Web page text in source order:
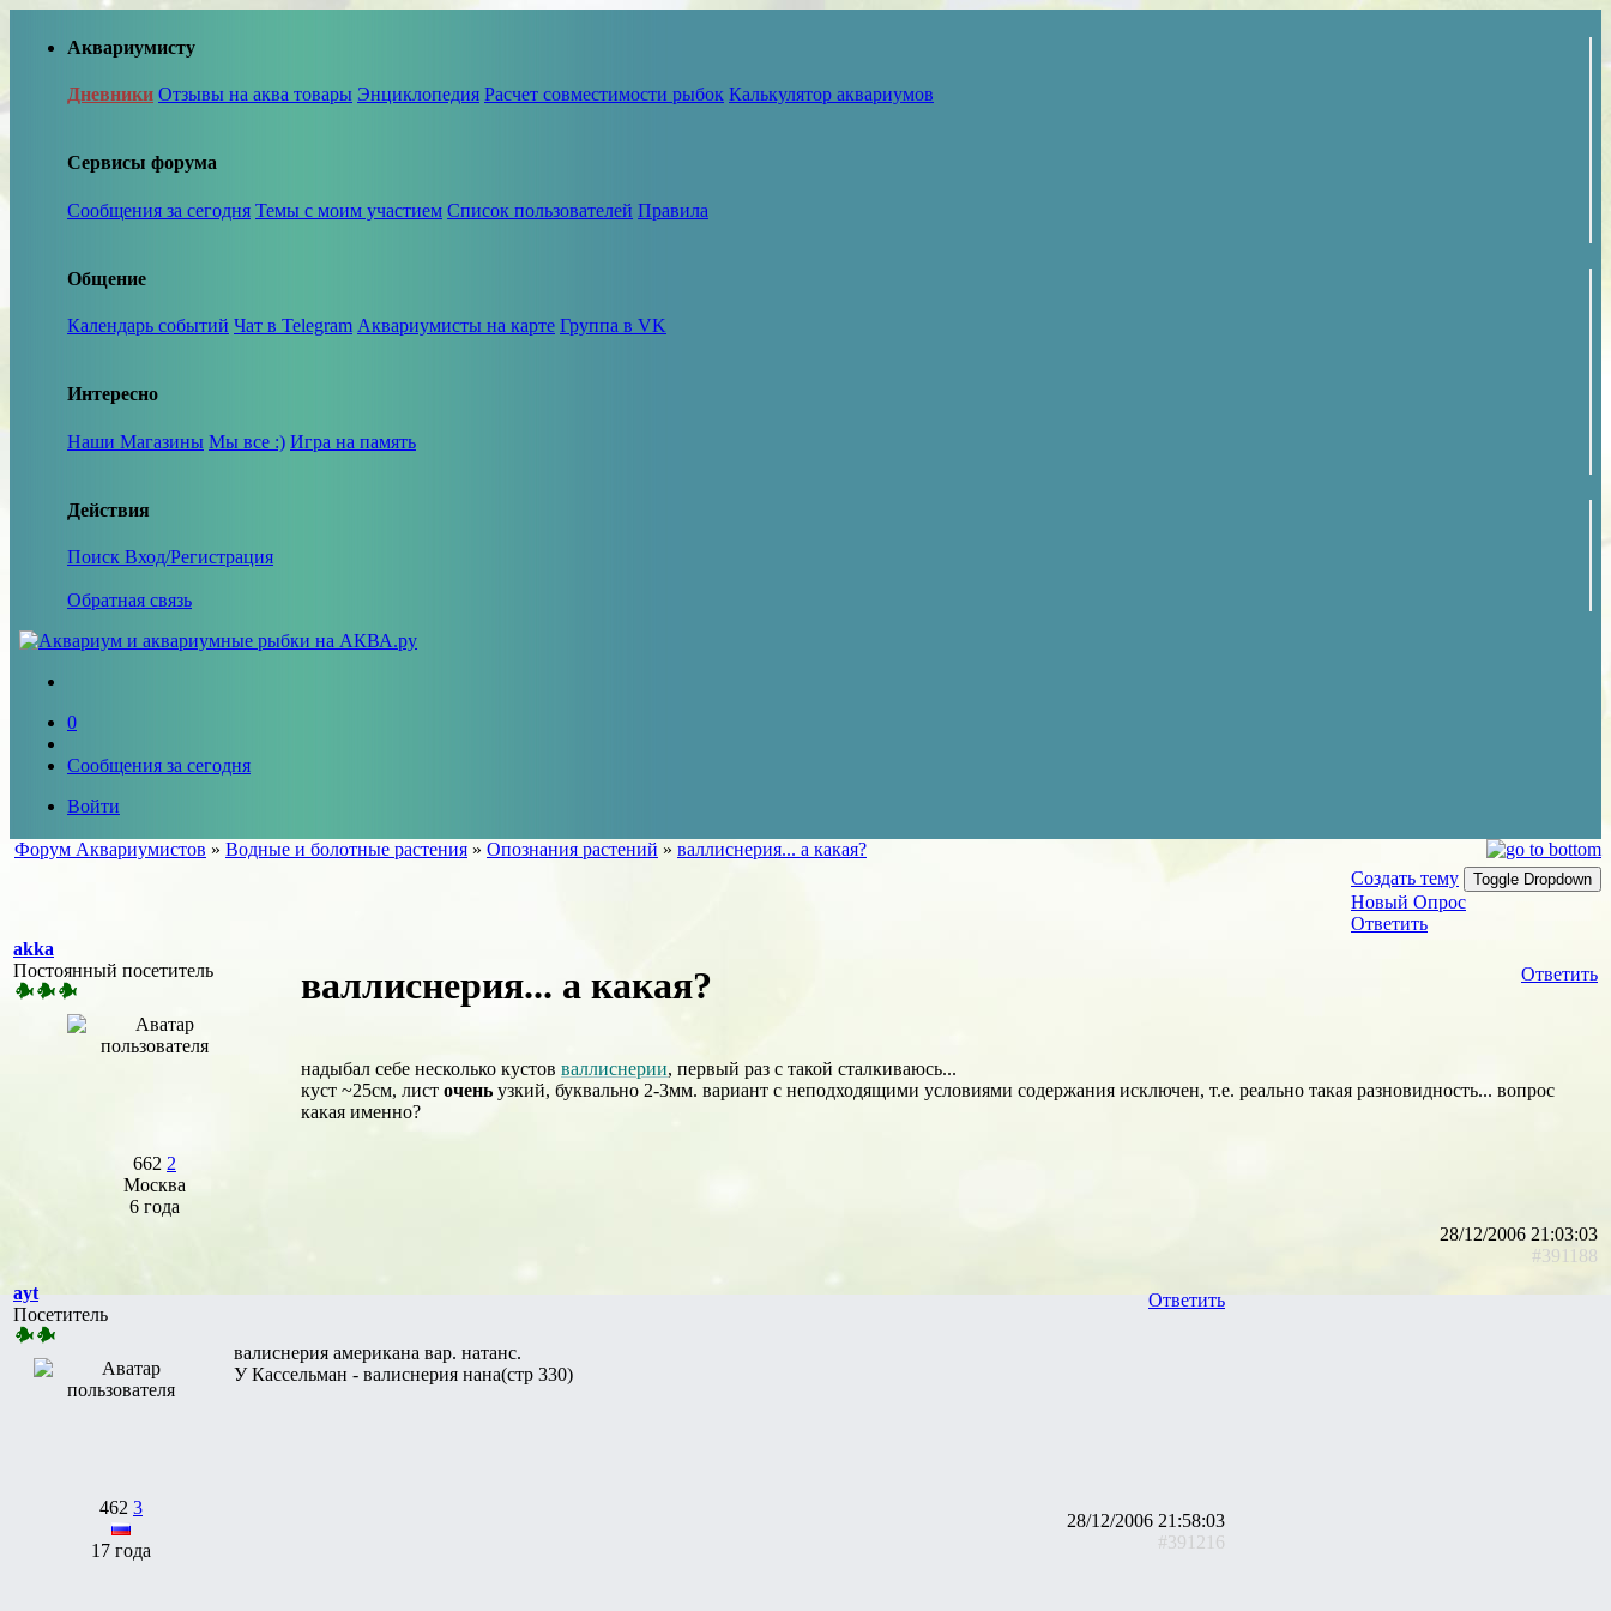
Аквариумисту
Дневники Отзывы на аква товары Энциклопедия Расчет совместимости рыбок Калькулятор аквариумов
Сервисы форума
Сообщения за сегодня Темы с моим участием Список пользователей Правила
Общение
Календарь событий Чат в Telegram Аквариумисты на карте Группа в VK
Интересно
Наши Магазины Мы все :) Игра на память
Действия
Поиск Вход/Регистрация
Обратная связь
0
Сообщения за сегодня
Войти
Форум Аквариумистов » Водные и болотные растения » Опознания растений » валлиснерия... а какая?
Создать тему
Toggle Dropdown
Новый Опрос
Ответить
akka
Постоянный посетитель
662 2
Москва
6 года
Ответить
валлиснерия... а какая?
надыбал себе несколько кустов валлиснерии, первый раз с такой сталкиваюсь...
куст ~25см, лист очень узкий, буквально 2-3мм. вариант с неподходящими условиями содержания исключен, т.е. реально такая разновидность... вопрос
какая именно?
28/12/2006 21:03:03
#391188
ayt
Посетитель
462 3
17 года
Ответить
валиснерия американа вар. натанс.
У Кассельман - валиснерия нана(стр 330)
28/12/2006 21:58:03
#391216